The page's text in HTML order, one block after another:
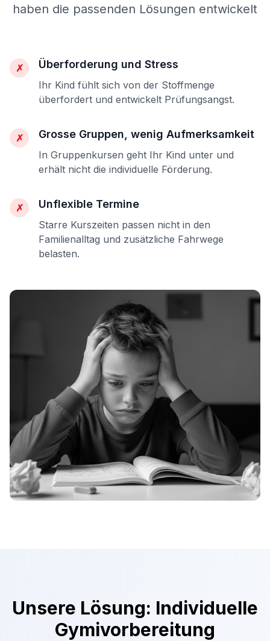
haben die passenden Lösungen entwickelt
✗ Überforderung und Stress
Ihr Kind fühlt sich von der Stoffmenge
überfordert und entwickelt Prüfungsangst.
✗ Grosse Gruppen, wenig Aufmerksamkeit
In Gruppenkursen geht Ihr Kind unter und
erhält nicht die individuelle Förderung.
✗ Unflexible Termine
Starre Kurszeiten passen nicht in den
Familienalltag und zusätzliche Fahrwege
belasten.
Unsere Lösung: Individuelle
Gymivorbereitung